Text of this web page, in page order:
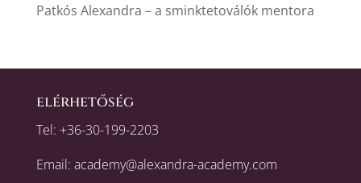
Patkós Alexandra – a sminktetoválók mentora
elérhetőség
Tel: +36-30-199-2203
Email: academy@alexandra-academy.com